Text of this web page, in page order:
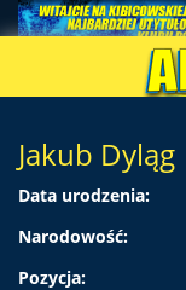
Jakub Dyląg
Data urodzenia:
Narodowość:
Pozycja: